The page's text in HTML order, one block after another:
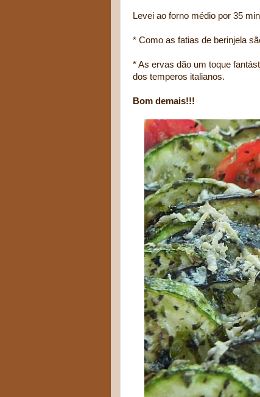
Levei ao forno médio por 35
* Como as fatias de berinjela
* As ervas dão um toque
dos temperos italianos.
Bom demais!!!